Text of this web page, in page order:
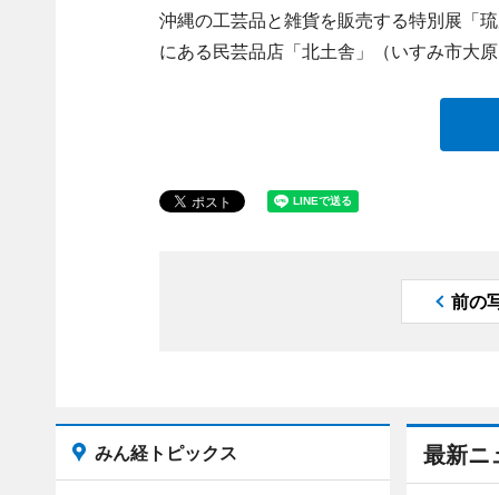
沖縄の工芸品と雑貨を販売する特別展「
にある民芸品店「北土舎」（いすみ市大
前の
最新ニ
みん経トピックス